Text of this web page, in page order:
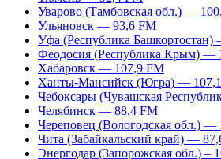
Уварово (Тамбовская обл.) —
Ульяновск — 93,6 FM
Уфа (Республика
Феодосия (Республика Крым) —
Хабаровск — 107,9 FM
Ханты-Мансийск (Югра) —
Чебоксары (Чувашская
Челябинск — 88,4 FM
Череповец (Вологодская обл.) —
Чита (Забайкальский край) —
Энергодар (Запорожская обл.) –